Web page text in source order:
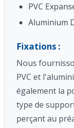
PVC
Aluminium
Fixations :
Nous
PVC et
également la
type de
perçant au